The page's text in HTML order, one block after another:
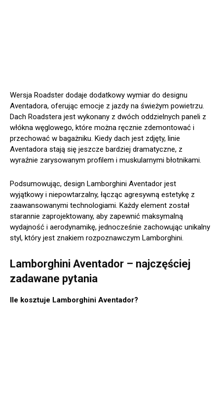
Wersja Roadster dodaje dodatkowy wymiar do designu
Aventadora, oferując emocje z jazdy na świeżym powietrzu.
Dach Roadstera jest wykonany z dwóch oddzielnych paneli z
włókna węglowego, które można ręcznie zdemontować i
przechować w bagażniku. Kiedy dach jest zdjęty, linie
Aventadora stają się jeszcze bardziej dramatyczne, z
wyraźnie zarysowanym profilem i muskularnymi błotnikami.
Podsumowując, design Lamborghini Aventador jest
wyjątkowy i niepowtarzalny, łącząc agresywną estetykę z
zaawansowanymi technologiami. Każdy element został
starannie zaprojektowany, aby zapewnić maksymalną
wydajność i aerodynamikę, jednocześnie zachowując unikalny
styl, który jest znakiem rozpoznawczym Lamborghini.
Lamborghini Aventador – najczęściej
zadawane pytania
Ile kosztuje Lamborghini Aventador?